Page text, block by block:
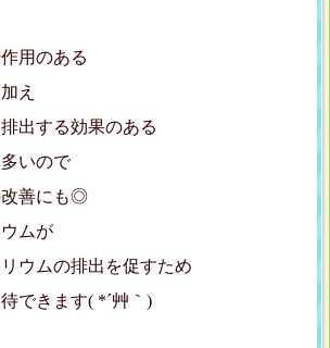
用のある
え
出する効果のある
いので
改善にも◎
ムが
ウムの排出を促すため
できます( *´艸｀)